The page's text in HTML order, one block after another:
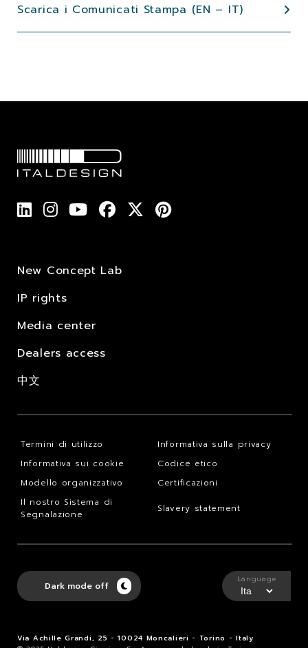
Scarica i Comunicati Stampa (EN – IT)
New Concept Lab
IP rights
Media center
Dealers access
中文
Termini di utilizzo
Informativa sulla privacy
Informativa sui cookie
Codice etico
Modello organizzativo
Certificazioni
Il nostro Sistema di
Segnalazione
Slavery statement
Via Achille Grandi, 25 - 10024 Moncalieri - Torino - Italy
Dark mode off
Language